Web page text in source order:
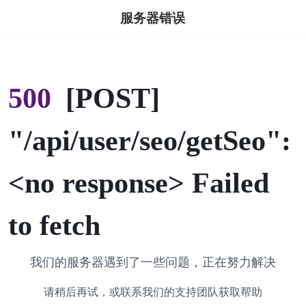
服务器错误
500 [POST]
"/api/user/seo/getSeo":
<no response> Failed
to fetch
我们的服务器遇到了一些问题，正在努力解决
请稍后再试，或联系我们的支持团队获取帮助